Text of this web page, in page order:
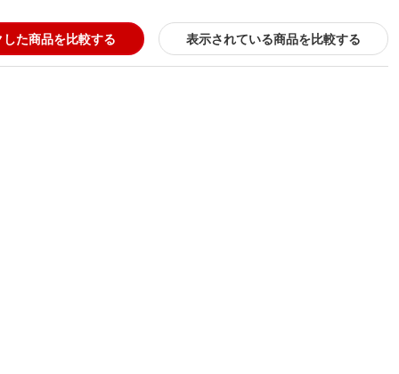
た商品を比較する 表示されている商品を比較する